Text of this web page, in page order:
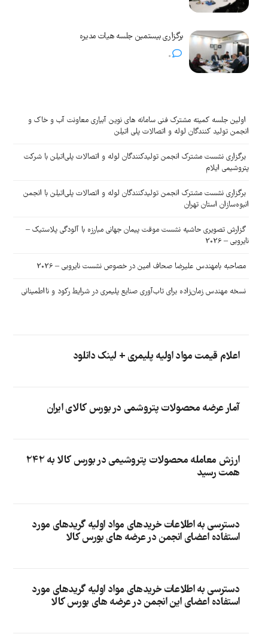
برگزاری بیستمین جلسه هیات مدیره
0
اولین جلسه کمیته مشترک فنی سامانه های نوین آبیاری معاونت آب و خاک و
انجمن تولید کنندگان لوله و اتصالات پلی اتیلن
برگزاری نشست مشترک انجمن تولیدکنندگان لوله و اتصالات پلی‌اتیلن با شرکت
پتروشیمی ایلام
برگزاری نشست مشترک انجمن تولیدکنندگان لوله و اتصالات پلی‌اتیلن با انجمن
انبوه‌سازان استان تهران
گزارش تصویری حاشیه نشست موقت پیمان جهانی مبارزه با آلودگی پلاستیک –
نایروبی – 2026
مصاحبه بامهندس علیرضا صحاف امین در خصوص نشست نایروبی – 2026
نسخه مهندس زمان‌زاده برای تاب‌آوری صنایع پلیمری در شرایط رکود و نااطمینانی
اعلام قیمت مواد اولیه پلیمری + لینک دانلود
آمار عرضه محصولات پتروشمی در بورس کالای ایران
ارزش معامله محصولات پتروشیمی در بورس کالا به 242
همت رسید
دسترسی به اطلاعات خریدهای مواد اولیه گریدهای مورد
استفاده اعضای انجمن در عرضه های بورس کالا
دسترسی به اطلاعات خریدهای مواد اولیه گریدهای مورد
استفاده اعضای این انجمن در عرضه های بورس کالا